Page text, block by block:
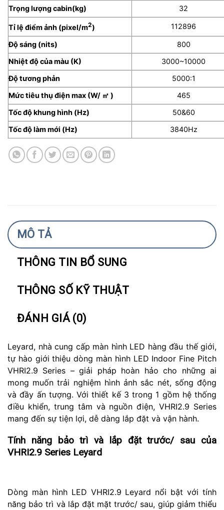
Trọng lượng cabin(kg) 32
Tỉ lệ điểm ảnh (pixel/m2) 112896
Độ sáng (nits)
800
Nhiệt độ của màu (K)
3000~10000
Độ tương phản
5000:1
Mức tiêu thụ điện max (W/ ㎡ )
465
Tốc độ khung hình (Hz)
50&60
Tốc độ làm mới (Hz)
3840Hz
MÔ TẢ
THÔNG TIN BỔ SUNG
THÔNG SỐ KỸ THUẬT
ĐÁNH GIÁ (0)
Leyard, nhà cung cấp màn hình LED hàng đầu thế giới,
tự hào giới thiệu dòng màn hình LED Indoor Fine Pitch
VHRI2.9 Series – giải pháp hoàn hảo cho những ai
mong muốn trải nghiệm hình ảnh sắc nét, sống động
và đầy ấn tượng. Với thiết kế 3 trong 1 gồm hệ thống
điều khiển, trung tâm và nguồn điện, VHRI2.9 Series
mang đến sự tiện lợi, dễ dàng lắp đặt và vận hành.
Tính năng bảo trì và lắp đặt trước/ sau của
VHRI2.9 Series Leyard
Dòng màn hình LED VHRI2.9 Leyard nổi bật với tính
năng bảo trì và lắp đặt mặt trước/ sau, giúp giảm thiểu